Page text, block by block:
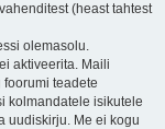
(heast tahtest
olemasolu.
aktiveerita. Maili
teadete
kolmandatele isikutele
uudiskirju. Me ei kogu